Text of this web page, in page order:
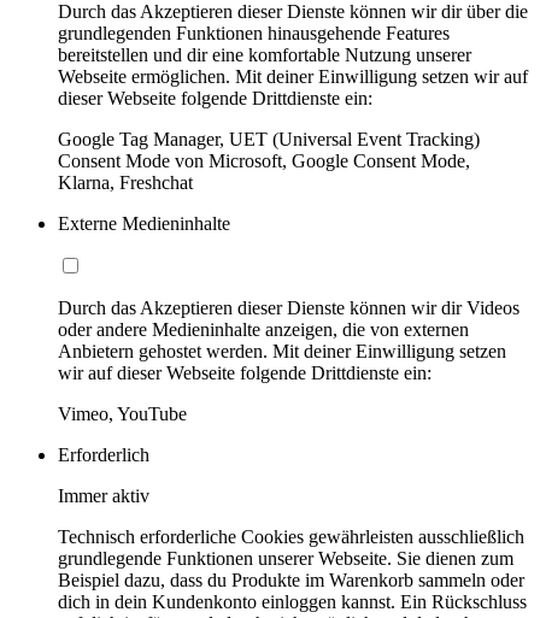
Durch das Akzeptieren dieser Dienste können wir dir über die
grundlegenden Funktionen hinausgehende Features
bereitstellen und dir eine komfortable Nutzung unserer
Webseite ermöglichen. Mit deiner Einwilligung setzen wir auf
dieser Webseite folgende Drittdienste ein:
Google Tag Manager, UET (Universal Event Tracking)
Consent Mode von Microsoft, Google Consent Mode,
Klarna, Freshchat
Externe Medieninhalte
Durch das Akzeptieren dieser Dienste können wir dir Videos
oder andere Medieninhalte anzeigen, die von externen
Anbietern gehostet werden. Mit deiner Einwilligung setzen
wir auf dieser Webseite folgende Drittdienste ein:
Vimeo, YouTube
Erforderlich
Immer aktiv
Technisch erforderliche Cookies gewährleisten ausschließlich
grundlegende Funktionen unserer Webseite. Sie dienen zum
Beispiel dazu, dass du Produkte im Warenkorb sammeln oder
dich in dein Kundenkonto einloggen kannst. Ein Rückschluss